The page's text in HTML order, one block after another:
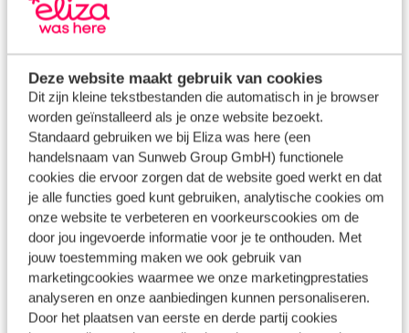
Deze website maakt gebruik van cookies
Dit zijn kleine tekstbestanden die automatisch in je browser
worden geïnstalleerd als je onze website bezoekt.
Standaard gebruiken we bij Eliza was here (een
handelsnaam van Sunweb Group GmbH) functionele
cookies die ervoor zorgen dat de website goed werkt en dat
je alle functies goed kunt gebruiken, analytische cookies om
onze website te verbeteren en voorkeurscookies om de
door jou ingevoerde informatie voor je te onthouden. Met
jouw toestemming maken we ook gebruik van
marketingcookies waarmee we onze marketingprestaties
analyseren en onze aanbiedingen kunnen personaliseren.
Door het plaatsen van eerste en derde partij cookies
Mamma mia, wat heeft Italië toch een gevarieerd
landschap. Neem zeker je wandelschoenen mee, want
hiken kan overal en brengt je op de meest unieke plekjes.
Zet het beklimmen van de Etna op je lijstje als je naar
Siciliëgaat. Het is even klauteren op de 3.000 meter
hoge vulkaan, maar het uitzicht over het zwartgeblakerde
landschap en de zee in de verte is spectaculair. In
dompel je je onder in geschiedenis van Rome en raak je
niet uitgekeken in het sprookjesachtige Castel di Tora.
Plons in de zee vanuit één van de verborgenstrandjes bij
Pugliaen geniet van eindeloos tafelen en wijn proeven in
streken alsToscaneenUmbrië. Wil je naar een boutique
hotel in Noord-Italië? Het is zalig mountainbiken,
wandelen, kitesurfen en waterskiën in de Dolomieten en